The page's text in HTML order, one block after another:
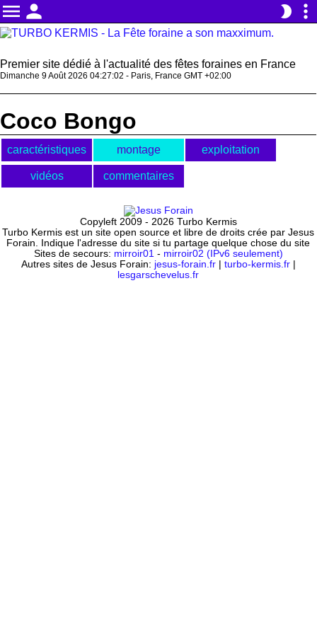
menu person brightness_2 more_vert
Premier site dédié à l'actualité des fêtes foraines en France
Dimanche 9 Août 2026 04:27:02 - Paris, France GMT +02:00
Coco Bongo
caractéristiques montage exploitation
vidéos commentaires
Copyleft 2009 - 2026 Turbo Kermis
Turbo Kermis est un site open source et libre de droits crée par Jesus
Forain. Indique l'adresse du site si tu partage quelque chose du site
Sites de secours: mirroir01 - mirroir02 (IPv6 seulement)
Autres sites de Jesus Forain: jesus-forain.fr| turbo-kermis.fr|
lesgarschevelus.fr